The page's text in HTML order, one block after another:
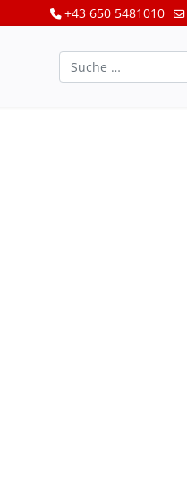
+43 650 5481010
Suchen